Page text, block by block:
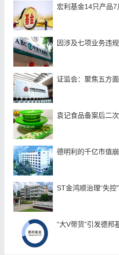
宏利基金14只产品
因涉及七项业务违
证监会：聚焦五方
袁记食品备案后二
德明利的千亿市值
ST金鸿顺治理“失控
“大V带货”引发德邦